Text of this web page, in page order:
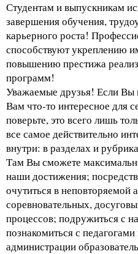
Студентам и выпускникам
завершения обучения,
карьерного роста!
способствуют укреплению
повышению престижа
программ!
Уважаемые друзья! Если
Вам что-то интересное для
поверьте, это всего лишь
все самое действительно
внутри: в разделах и
Там Вы сможете
наши достижения;
очутиться в неповторяемой
соревновательных,
процессов; подружиться с
познакомиться с
администрации